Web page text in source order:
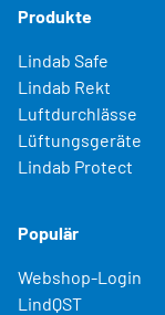
Produkte
Lindab Safe
Lindab Rekt
Luftdurchlässe
Lüftungsgeräte
Lindab Protect
Populär
Webshop-Login
LindQST